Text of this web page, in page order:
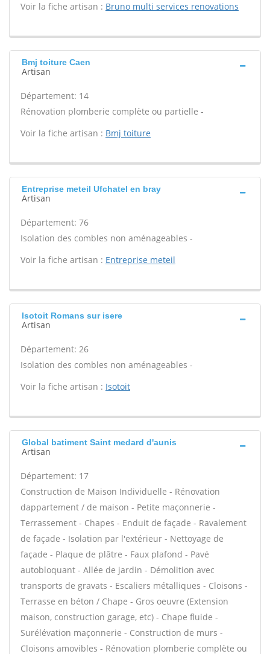
Voir la fiche artisan : Bruno multi services renovations
Bmj toiture Caen
Artisan
Département: 14
Rénovation plomberie complète ou partielle -
Voir la fiche artisan : Bmj toiture
Entreprise meteil Ufchatel en bray
Artisan
Département: 76
Isolation des combles non aménageables -
Voir la fiche artisan : Entreprise meteil
Isotoit Romans sur isere
Artisan
Département: 26
Isolation des combles non aménageables -
Voir la fiche artisan : Isotoit
Global batiment Saint medard d'aunis
Artisan
Département: 17
Construction de Maison Individuelle - Rénovation
dappartement / de maison - Petite maçonnerie -
Terrassement - Chapes - Enduit de façade - Ravalement
de façade - Isolation par l'extérieur - Nettoyage de
façade - Plaque de plâtre - Faux plafond - Pavé
autobloquant - Allée de jardin - Démolition avec
transports de gravats - Escaliers métalliques - Cloisons -
Terrasse en béton / Chape - Gros oeuvre (Extension
maison, construction garage, etc) - Chape fluide -
Surélévation maçonnerie - Construction de murs -
Cloisons amovibles - Rénovation plomberie complète ou